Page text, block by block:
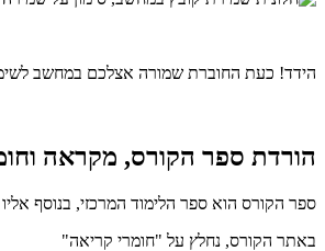
הידד! כעת החוברת שמורה אצלכם במחשב
הורדת ספר הקורס, מקראה
ספר הקורס הוא ספר הלימוד המרכזי, בנוסף
באתר הקורס, נחלץ על "חומרי קריאה"